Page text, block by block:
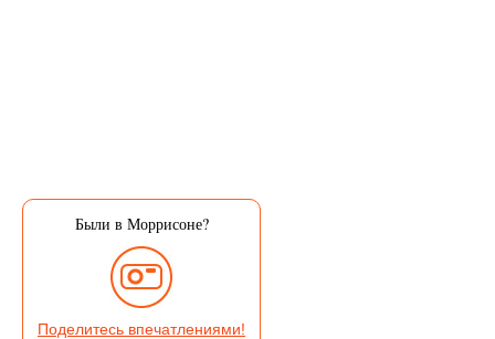
Были в Моррисоне?
Поделитесь впечатлениями!